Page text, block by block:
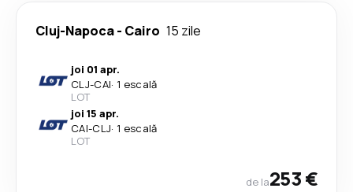
Cluj-Napoca- Cairo 15 zile
joi 01 apr.
CLJ-CAI· 1 escală
LOT
joi 15 apr.
CAI-CLJ· 1 escală
LOT
de la253 €